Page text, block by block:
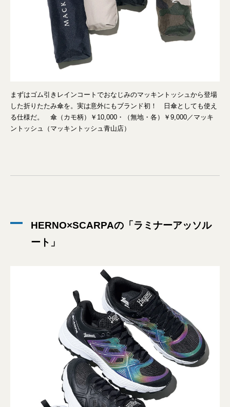
まずはゴム引きレインコートでおなじみのマッキントッシュから登場
した折りたたみ傘を。実は意外にもブランド初！ 日傘としても使え
る仕様だ。 傘（カモ柄）￥10,000・（無地・各）￥9,000／マッキ
ントッシュ（マッキントッシュ青山店）
HERNO×SCARPAの「ラミナーアッソル
ート」